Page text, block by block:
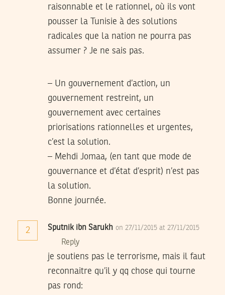
raisonnable et le rationnel, où ils vont
pousser la Tunisie à des solutions
radicales que la nation ne pourra pas
assumer ? Je ne sais pas.
– Un gouvernement d’action, un
gouvernement restreint, un
gouvernement avec certaines
priorisations rationnelles et urgentes,
c’est la solution.
– Mehdi Jomaa, (en tant que mode de
gouvernance et d’état d’esprit) n’est pas
la solution.
Bonne journée.
2 Sputnik ibn Sarukh on 27/11/2015 at 27/11/2015
Reply
je soutiens pas le terrorisme, mais il faut
reconnaitre qu’il y qq chose qui tourne
pas rond: